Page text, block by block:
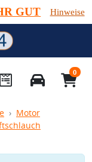
GUT Hinweise
0
Motor